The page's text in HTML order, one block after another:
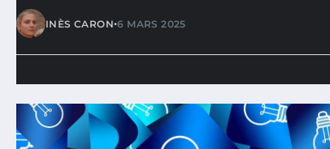
INÈS CARON•6 MARS 2025